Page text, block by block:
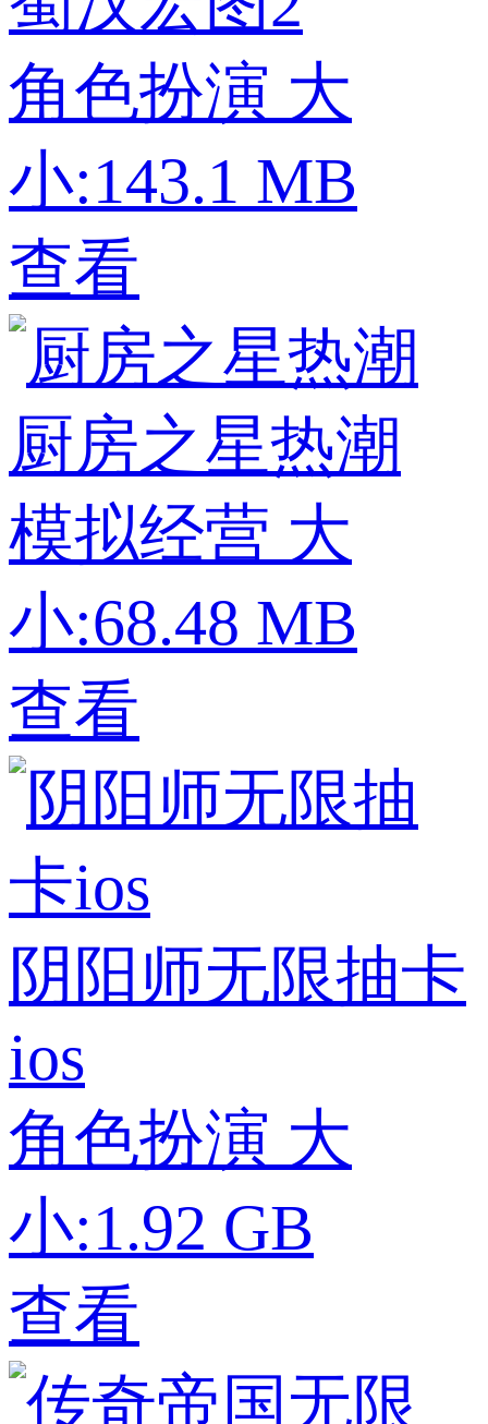
角色扮演 大
小:143.1 MB
查看
厨房之星热潮
模拟经营 大
小:68.48 MB
查看
阴阳师无限抽卡
ios
角色扮演 大
小:1.92 GB
查看